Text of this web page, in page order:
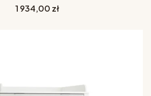
Cena
1 934,00 zł